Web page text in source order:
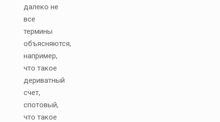
далеко не
все
термины
объясняются,
например,
что такое
дериватный
счет,
спотовый,
что такое